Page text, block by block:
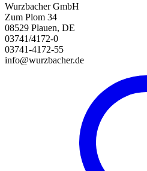
Wurzbacher GmbH
Zum Plom 34
08529 Plauen, DE
03741/4172-0
03741-4172-55
info@wurzbacher.de